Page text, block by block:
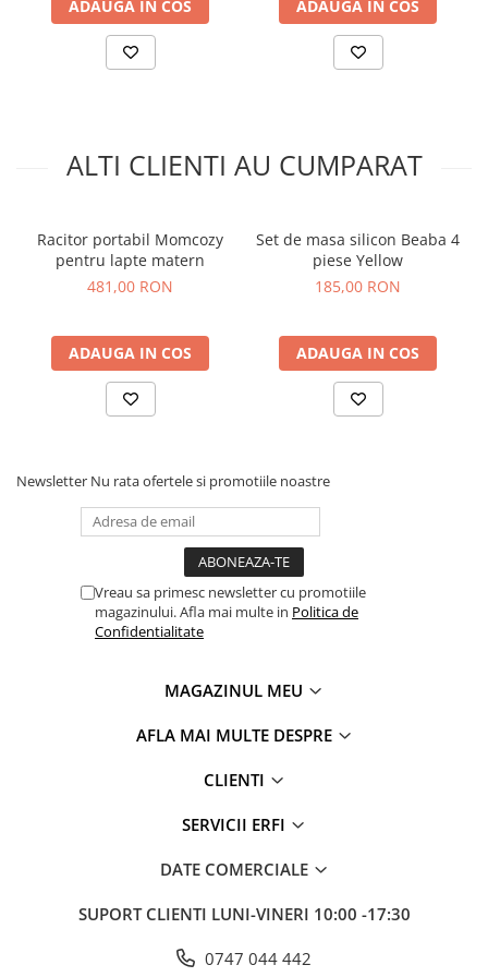
ADAUGA IN COS ADAUGA IN COS
ALTI CLIENTI AU CUMPARAT
Racitor portabil Momcozy
pentru lapte matern
481,00 RON
ADAUGA IN COS
Set de masa silicon Beaba 4
piese Yellow
185,00 RON
ADAUGA IN COS
Newsletter Nu rata ofertele si promotiile noastre
Vreau sa primesc newsletter cu promotiile
magazinului. Afla mai multe in Politica de
Confidentialitate
MAGAZINUL MEU
AFLA MAI MULTE DESPRE
CLIENTI
SERVICII ERFI
DATE COMERCIALE
SUPORT CLIENTI LUNI-VINERI 10:00 -17:30
0747 044 442